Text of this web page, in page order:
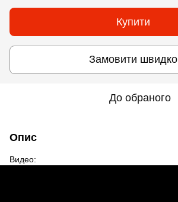
Купити
Замовити швидко
До обраного
Опис
Видео: